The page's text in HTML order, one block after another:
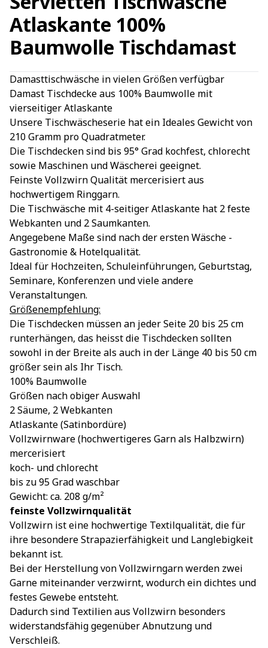
Atlaskante 100%
Baumwolle Tischdamast
Damasttischwäsche in vielen Größen verfügbar
Damast Tischdecke aus 100% Baumwolle mit
vierseitiger Atlaskante
Unsere Tischwäscheserie hat ein Ideales Gewicht von
210 Gramm pro Quadratmeter.
Die Tischdecken sind bis 95° Grad kochfest, chlorecht
sowie Maschinen und Wäscherei geeignet.
Feinste Vollzwirn Qualität mercerisiert aus
hochwertigem Ringgarn.
Die Tischwäsche mit 4-seitiger Atlaskante hat 2 feste
Webkanten und 2 Saumkanten.
Angegebene Maße sind nach der ersten Wäsche -
Gastronomie & Hotelqualität.
Ideal für Hochzeiten, Schuleinführungen, Geburtstag,
Seminare, Konferenzen und viele andere
Veranstaltungen.
Größenempfehlung:
Die Tischdecken müssen an jeder Seite 20 bis 25 cm
runterhängen, das heisst die Tischdecken sollten
sowohl in der Breite als auch in der Länge 40 bis 50 cm
größer sein als Ihr Tisch.
100% Baumwolle
Größen nach obiger Auswahl
2 Säume, 2 Webkanten
Atlaskante (Satinbordüre)
Vollzwirnware (hochwertigeres Garn als Halbzwirn)
mercerisiert
koch- und chlorecht
bis zu 95 Grad waschbar
Gewicht: ca. 208 g/m²
feinste Vollzwirnqualität
Vollzwirn ist eine hochwertige Textilqualität, die für
ihre besondere Strapazierfähigkeit und Langlebigkeit
bekannt ist.
Bei der Herstellung von Vollzwirngarn werden zwei
Garne miteinander verzwirnt, wodurch ein dichtes und
festes Gewebe entsteht.
Dadurch sind Textilien aus Vollzwirn besonders
widerstandsfähig gegenüber Abnutzung und
Verschleiß.